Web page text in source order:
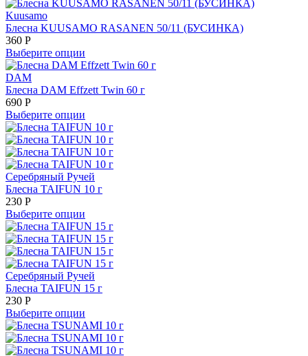
Kuusamo
Блесна KUUSAMO RASANEN 50/11 (БУСИНКА)
360 Р
Выберите опции
DAM
Блесна DAM Effzett Twin 60 г
690 Р
Выберите опции
Серебряный Ручей
Блесна TAIFUN 10 г
230 Р
Выберите опции
Серебряный Ручей
Блесна TAIFUN 15 г
230 Р
Выберите опции